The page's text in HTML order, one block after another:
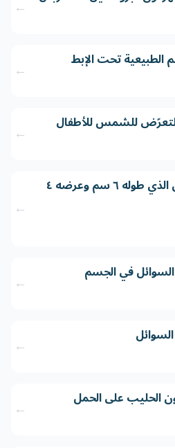
←
الطبيعية تحت الإبط ←
للشمس للأطفال ←
ما محيط المستطيل الذي طوله ٦ سم وعرضه ٤
←
في الجسم ←
←
الحليب على الحمل ←